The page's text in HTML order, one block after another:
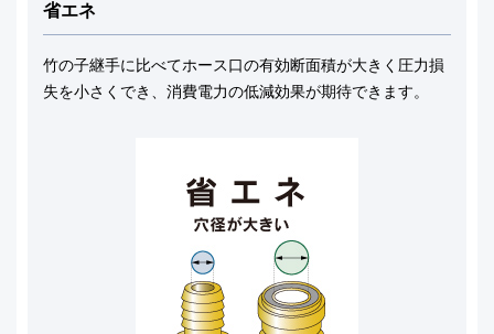
省エネ
竹の子継手に比べてホース口の有効断面積が大きく圧力損
失を小さくでき、消費電力の低減効果が期待できます。